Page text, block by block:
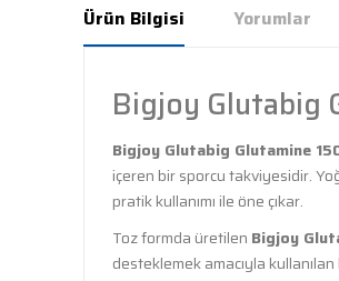
Ürün Bilgisi Yorumlar
Bigjoy Glutabig
Bigjoy Glutabig Glutamine
içeren bir sporcu takviyesidir.
pratik kullanımı ile öne çıkar.
Toz formda üretilen Bigjoy
desteklemek amacıyla